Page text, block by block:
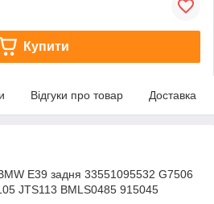
Купити
Відгуки про товар Доставка
E39 задня 33551095532 G7506
JTS113 BMLS0485 915045